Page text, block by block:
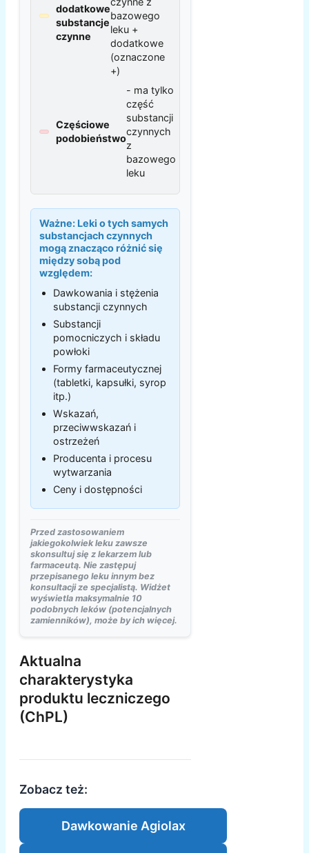
dodatkowe
substancje
czynne
bazowego
leku +
dodatkowe
(oznaczone
+)
Częściowe
podobieństwo
- ma tylko
część
substancji
czynnych
z
bazowego
leku
Ważne: Leki o tych samych
substancjach czynnych
mogą znacząco różnić się
między sobą pod
względem:
Dawkowania i stężenia
substancji czynnych
Substancji
pomocniczych i składu
powłoki
Formy farmaceutycznej
(tabletki, kapsułki, syrop
itp.)
Wskazań,
przeciwwskazań i
ostrzeżeń
Producenta i procesu
wytwarzania
Ceny i dostępności
Przed zastosowaniem
jakiegokolwiek leku zawsze
skonsultuj się z lekarzem lub
farmaceutą. Nie zastępuj
przepisanego leku innym bez
konsultacji ze specjalistą. Widżet
wyświetla maksymalnie 10
podobnych leków (potencjalnych
zamienników), może by ich więcej.
Aktualna
charakterystyka
produktu leczniczego
(ChPL)
Zobacz też:
Dawkowanie Agiolax